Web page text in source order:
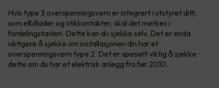
Hvis type 3 overspenningsvern er integrert i utstyret ditt,
som elbillader og stikkontakter, skal det merkes i
fordelingstavlen. Dette kan du sjekke selv. Det er enda
viktigere å sjekke om installasjonen din har et
overspenningsvern type 2. Det er spesielt viktig å sjekke
dette om du har et elektrisk anlegg fra før 2010.